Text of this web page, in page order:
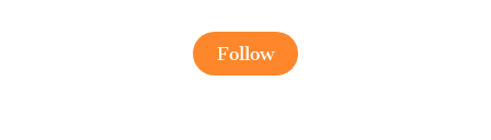
Follow